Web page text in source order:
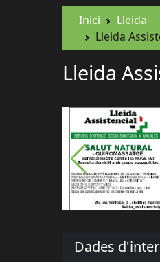
Inici
Lleida
Lleida
Lleida
Dades